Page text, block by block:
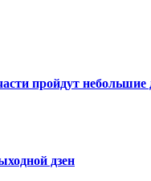
части пройдут
дзен